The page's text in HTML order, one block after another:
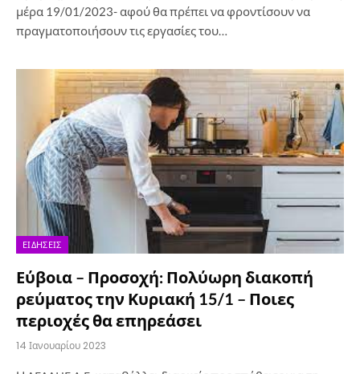
μέρα 19/01/2023- αφού θα πρέπει να φροντίσουν να
πραγματοποιήσουν τις εργασίες του…
ΕΙΔΉΣΕΙΣ
Εύβοια – Προσοχή: Πολύωρη διακοπή
ρεύματος την Κυριακή 15/1 – Ποιες
περιοχές θα επηρεάσει
14 Ιανουαρίου 2023